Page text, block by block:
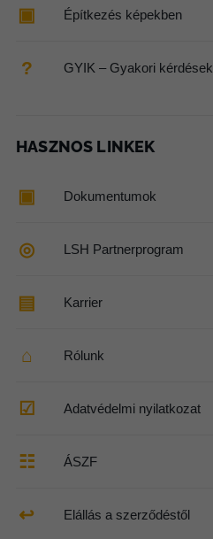
▣ Építkezés képekben
? GYIK – Gyakori kérdések
HASZNOS LINKEK
▣ Dokumentumok
◎ LSH Partnerprogram
▤ Karrier
⌂ Rólunk
☑ Adatvédelmi nyilatkozat
☷ ÁSZF
↩ Elállás a szerződéstől